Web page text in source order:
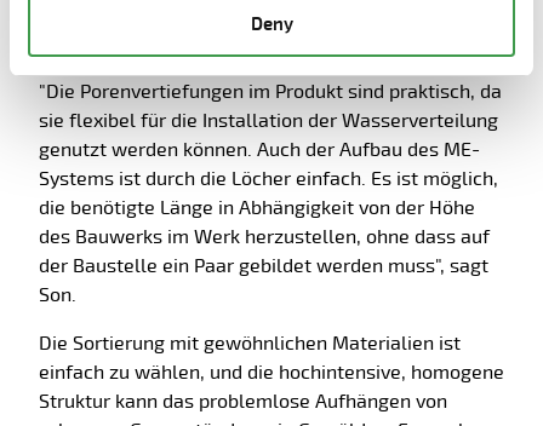
Deny
installieren, was zu einer Zeitersparnis führt", erklärt
"Die Porenvertiefungen im Produkt sind praktisch, da
sie flexibel für die Installation der Wasserverteilung
genutzt werden können. Auch der Aufbau des ME-
Systems ist durch die Löcher einfach. Es ist möglich,
die benötigte Länge in Abhängigkeit von der Höhe
des Bauwerks im Werk herzustellen, ohne dass auf
der Baustelle ein Paar gebildet werden muss", sagt
Son.
Die Sortierung mit gewöhnlichen Materialien ist
einfach zu wählen, und die hochintensive, homogene
Struktur kann das problemlose Aufhängen von